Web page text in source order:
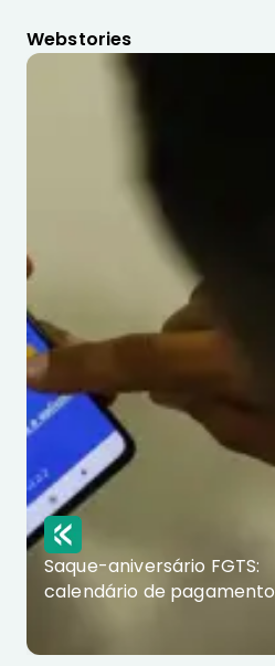
Webstories
Saque-aniversário FGTS:
calendário de pagamento